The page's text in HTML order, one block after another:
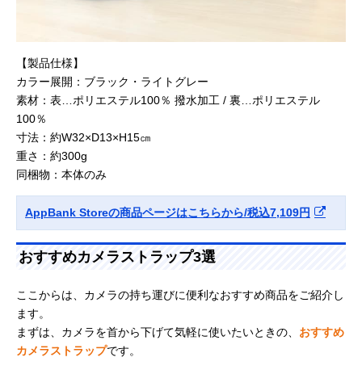
【製品仕様】
カラー展開：ブラック・ライトグレー
素材：表…ポリエステル100％ 撥水加工 / 裏…ポリエステル
100％
寸法：約W32×D13×H15㎝
重さ：約300g
同梱物：本体のみ
AppBank Storeの商品ページはこちらから/税込7,109円
おすすめカメラストラップ3選
ここからは、カメラの持ち運びに便利なおすすめ商品をご紹介し
ます。
まずは、カメラを首から下げて気軽に使いたいときの、 おすすめ
カメラストラップです。